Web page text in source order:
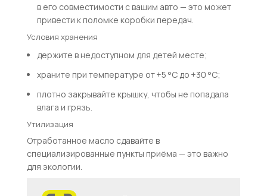
в его совместимости с вашим авто — это может
привести к поломке коробки передач.
Условия хранения
держите в недоступном для детей месте;
храните при температуре от +5 °C до +30 °C;
плотно закрывайте крышку, чтобы не попадала
влага и грязь.
Утилизация
Отработанное масло сдавайте в
специализированные пункты приёма — это важно
для экологии.